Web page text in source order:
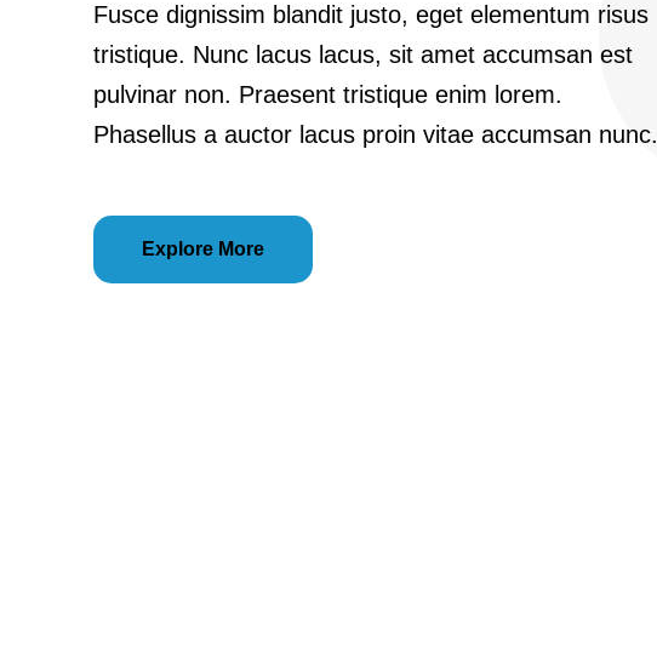
Fusce dignissim blandit justo, eget elementum risus
tristique. Nunc lacus lacus, sit amet accumsan est
pulvinar non. Praesent tristique enim lorem.
Phasellus a auctor lacus proin vitae accumsan nunc.
Explore More